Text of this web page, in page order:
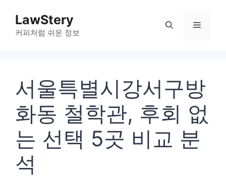
LawStery
커피처럼 쉬운 정보
메
서울특별시강서구방
화동 철학관, 후회 없
는 선택 5곳 비교 분
석